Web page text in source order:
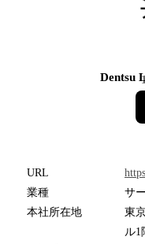
Dentsu
URL
業種
サ
本社所在地
東
ル1